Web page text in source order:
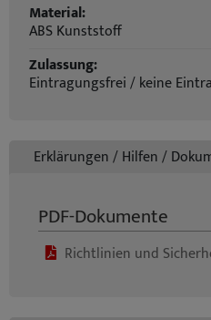
Material:
ABS Kunststoff
Zulassung:
Eintragungsfrei / keine
Erklärungen / Hilfen /
PDF-Dokumente
Richtlinien und